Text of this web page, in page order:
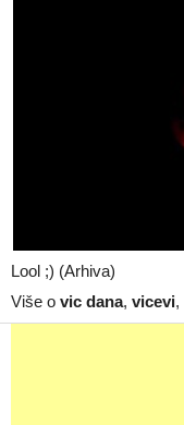
Lool ;) (Arhiva)
Više o vic dana, vicevi,